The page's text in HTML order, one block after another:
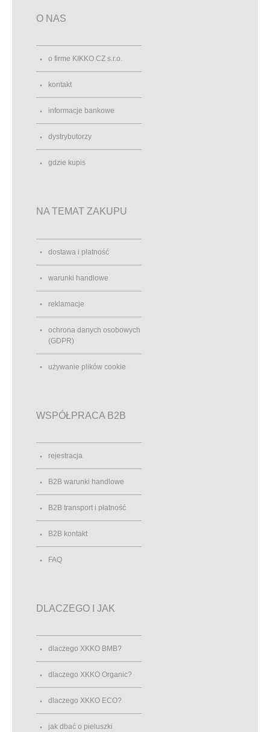
O NAS
o firme KIKKO CZ s.r.o.
kontakt
informacje bankowe
dystrybutorzy
gdzie kupis
NA TEMAT ZAKUPU
dostawa i płatność
warunki handlowe
reklamacje
ochrona danych osobowych
(GDPR)
używanie plików cookie
WSPÓŁPRACA B2B
rejestracja
B2B warunki handlowe
B2B transport i płatność
B2B kontakt
FAQ
DLACZEGO I JAK
dlaczego XKKO BMB?
dlaczego XKKO Organic?
dlaczego XKKO ECO?
jak dbać o pieluszki